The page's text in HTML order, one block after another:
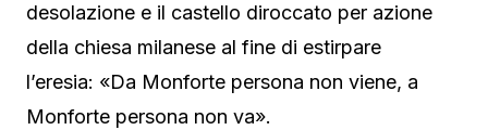
desolazione e il castello diroccato per azione
della chiesa milanese al fine di estirpare
l’eresia: «Da Monforte persona non viene, a
Monforte persona non va».